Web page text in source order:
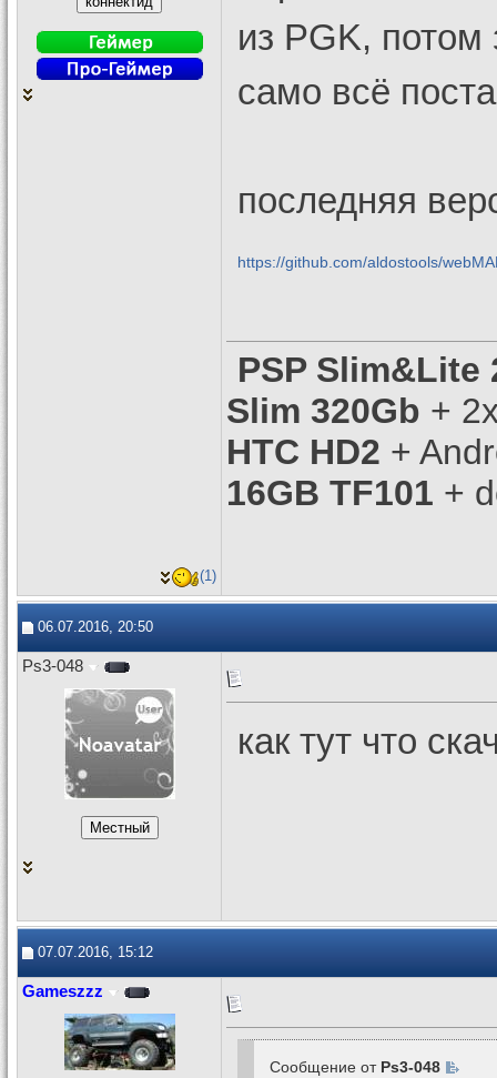
из PGK, потом
само всё
последняя
https://github.com/aldostools/
PSP Slim&Lite
Slim 320Gb +
HTC HD2 +
16GB TF101 +
(1)
06.07.2016, 20:50
Ps3-048
как тут что
07.07.2016, 15:12
Gameszzz
Сообщение от Ps3-048